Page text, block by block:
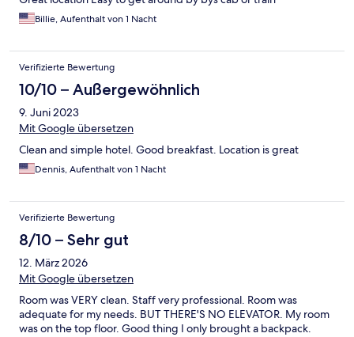
Billie, Aufenthalt von 1 Nacht
Verifizierte Bewertung
10/10 – Außergewöhnlich
9. Juni 2023
Mit Google übersetzen
Clean and simple hotel. Good breakfast. Location is great
Dennis, Aufenthalt von 1 Nacht
Verifizierte Bewertung
8/10 – Sehr gut
12. März 2026
Mit Google übersetzen
Room was VERY clean. Staff very professional. Room was
adequate for my needs. BUT THERE'S NO ELEVATOR. My room
was on the top floor. Good thing I only brought a backpack.